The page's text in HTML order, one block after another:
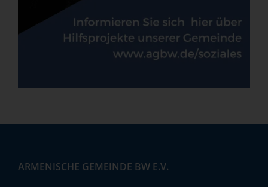
ARMENISCHE GEMEINDE BW E.V.